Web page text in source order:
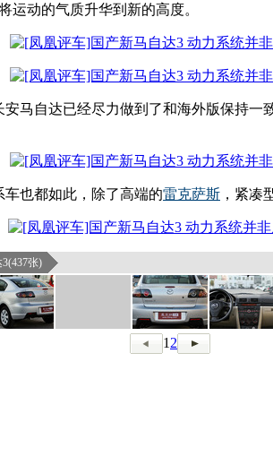
运动的气质升华到新的高度。
马自达已经尽力做到了和海外版保持
也都如此，除了高端的雷克萨斯 ，紧凑
张)
1 2